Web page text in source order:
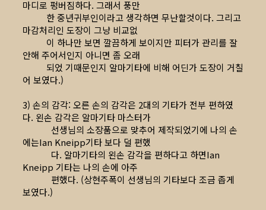
마디로 펑버짐하다. 그래서 풍만
한 중년귀부인이라고 생각하면 무난할것이다. 그리고
마감처리인 도장이 그냥 비교없
이 하나만 보면 깔끔하게 보이지만 피터가 관리를 잘
안해 주어서인지 아니면 좀 오래
되었 기때문인지 알마기타에 비해 어딘가 도장이 거칠
어 보였다.)
3) 손의 감각: 오른 손의 감각은 2대의 기타가 전부 편하였
다. 왼손 감각은 알마기타 마스터가
선생님의 소장품으로 맞추어 제작되었기에 나의 손
에는Ian Kneipp기타 보다 덜 편했
다. 알마기타의 왼손 감각을 편하다고 하면Ian
Kneipp 기타는 나의 손에 아주
편했다. (상현주폭이 선생님의 기타보다 조금 좁게
보였다.)